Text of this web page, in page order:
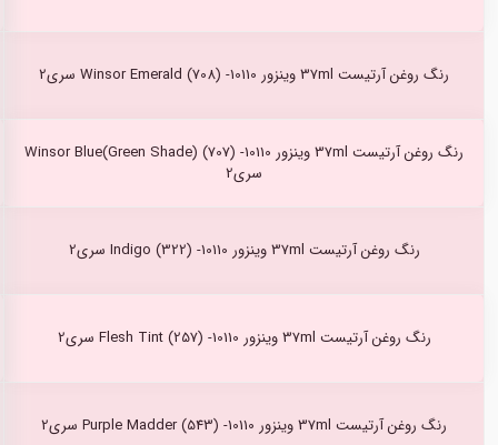
رنگ روغن آرتیست 37ml وینزور Winsor Emerald (708) -10110 سری2
رنگ روغن آرتیست 37ml وینزور Winsor Blue(Green Shade) (707) -10110
سری2
رنگ روغن آرتیست 37ml وینزور Indigo (322) -10110 سری2
رنگ روغن آرتیست 37ml وینزور Flesh Tint (257) -10110 سری2
رنگ روغن آرتیست 37ml وینزور Purple Madder (543) -10110 سری2